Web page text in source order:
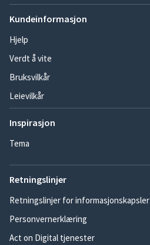
Kundeinformasjon
Hjelp
Verdt å vite
Bruksvilkår
Leievilkår
Inspirasjon
Tema
Retningslinjer
Retningslinjer for informasjonskapsler
Personvernerklæring
Act on Digital tjenester